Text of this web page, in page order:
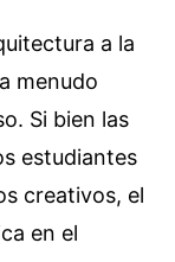
a la
menudo
Si bien las
estudiantes
creativos, el
en el